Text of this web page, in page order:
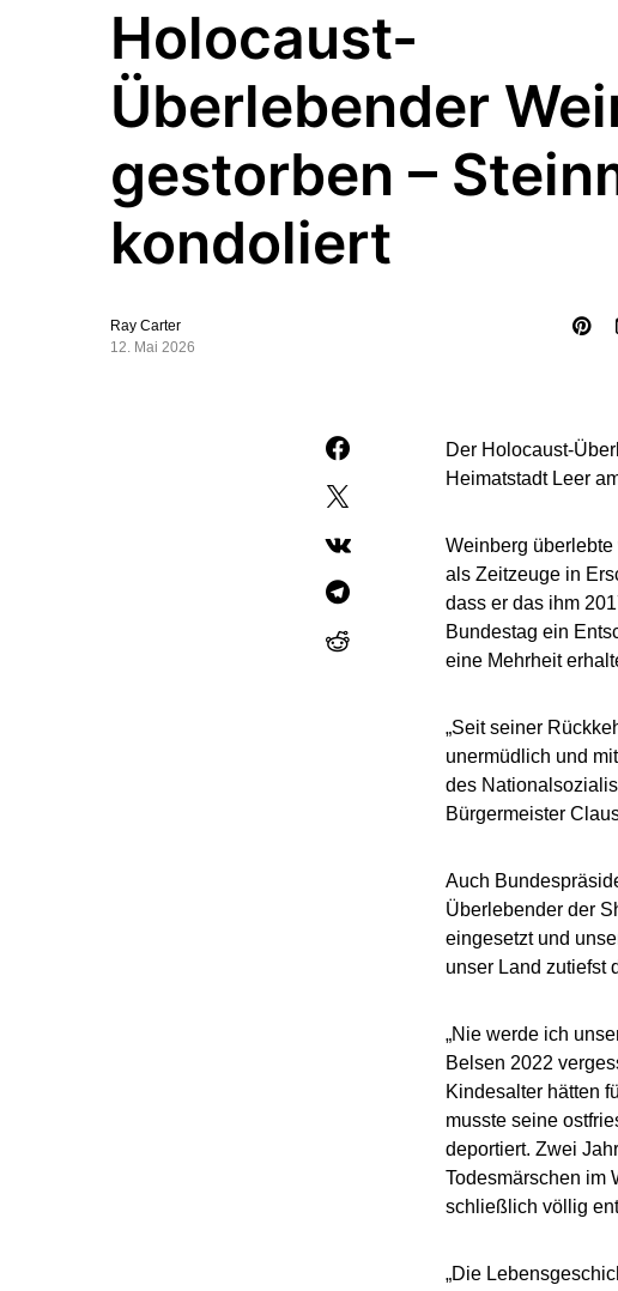
Holocaust-
Überlebender
gestorben –
kondoliert
Ray Carter
12. Mai 2026
Der Holocaust-
Heimatstadt Leer
Weinberg
als Zeitzeuge in
dass er das ihm
Bundestag ein
eine Mehrheit
„Seit seiner
unermüdlich und
des
Bürgermeister
Auch
Überlebender der
eingesetzt und
unser Land zutiefst
„Nie werde ich
Belsen 2022
Kindesalter hätten
musste seine
deportiert. Zwei
Todesmärschen im
schließlich völlig
„Die